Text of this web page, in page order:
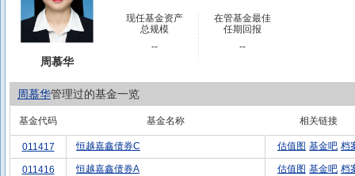
周慕华
现任基金资产
总规模
--
在管基金最佳
任期回报
--
周慕华管理过的基金一览
基金代码 基金名称 相关链接
011417 恒越嘉鑫债券C 估值图 基金吧 档
011416 恒越嘉鑫债券A 估值图 基金吧 档